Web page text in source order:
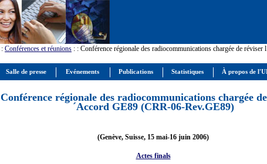
: Conférences et réunions : : Conférence régionale des radiocommunications chargée de
Conférence régionale des radiocommunications chargée
´Accord GE89 (CRR-06-Rev.GE89)
(Genève, Suisse, 15 mai-16 juin 2006)
Actes finals
Salle de presse Evénements Publications Statistiques À propos de